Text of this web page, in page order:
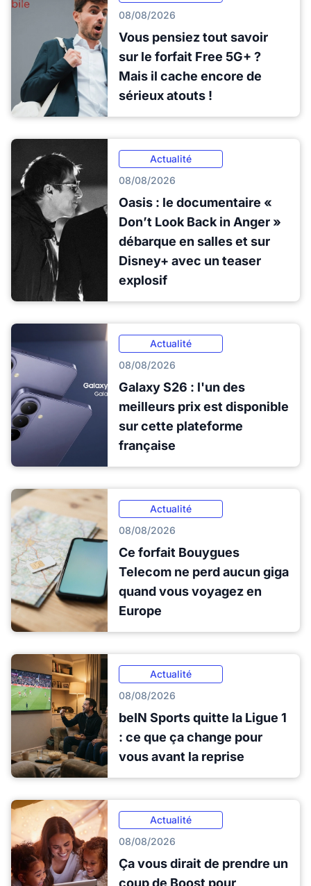
08/08/2026
Vous pensiez tout savoir
sur le forfait Free 5G+ ?
Mais il cache encore de
sérieux atouts !
Actualité
08/08/2026
Oasis : le documentaire «
Don’t Look Back in Anger »
débarque en salles et sur
Disney+ avec un teaser
explosif
Actualité
08/08/2026
Galaxy S26 : l'un des
meilleurs prix est disponible
sur cette plateforme
française
Actualité
08/08/2026
Ce forfait Bouygues
Telecom ne perd aucun giga
quand vous voyagez en
Europe
Actualité
08/08/2026
beIN Sports quitte la Ligue 1
: ce que ça change pour
vous avant la reprise
Actualité
08/08/2026
Ça vous dirait de prendre un